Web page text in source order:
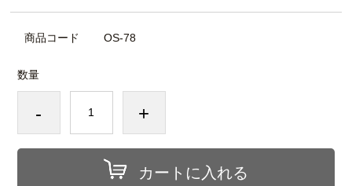
商品コード OS-78
数量
- +
カートに入れる